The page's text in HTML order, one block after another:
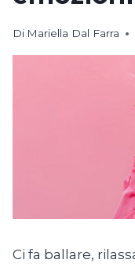
Di Mariella Dal Farra
Ci fa ballare,